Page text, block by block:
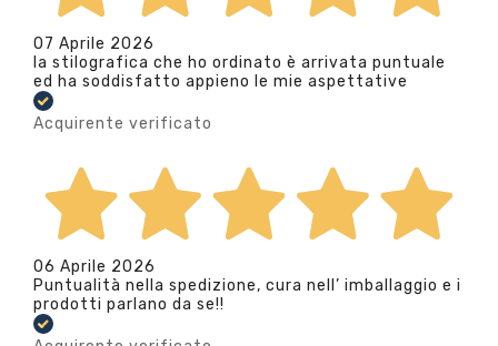
07 Aprile 2026
la stilografica che ho ordinato è arrivata puntuale
ed ha soddisfatto appieno le mie aspettative
Acquirente verificato
06 Aprile 2026
Puntualità nella spedizione, cura nell’ imballaggio e i
prodotti parlano da se!!